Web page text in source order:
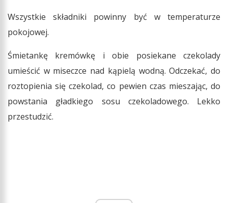
Wszystkie składniki powinny być w temperaturze
pokojowej.
Śmietankę kremówkę i obie posiekane czekolady
umieścić w miseczce nad kąpielą wodną. Odczekać, do
roztopienia się czekolad, co pewien czas mieszając, do
powstania gładkiego sosu czekoladowego. Lekko
przestudzić.